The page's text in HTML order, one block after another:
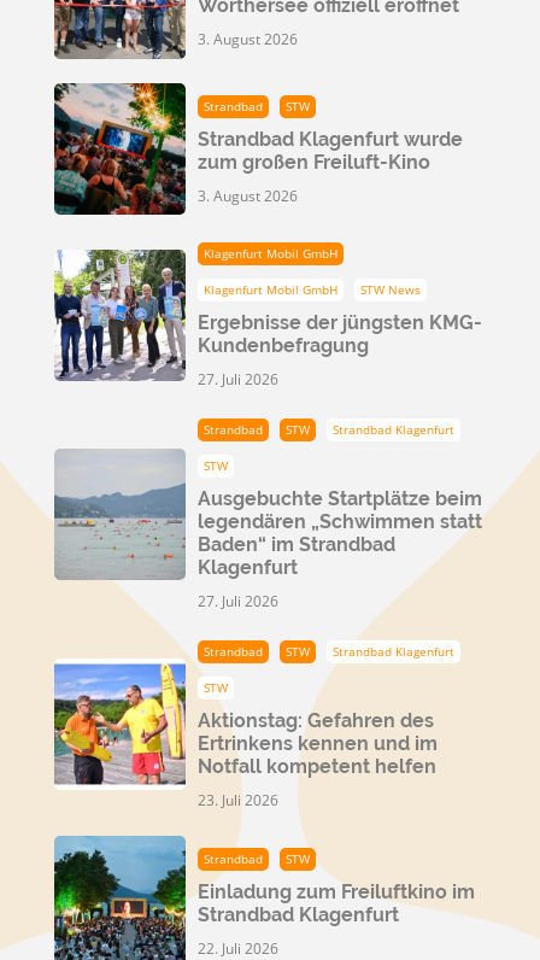
Wörthersee offiziell eröffnet
3. August 2026
Strandbad STW
Strandbad Klagenfurt wurde
zum großen Freiluft-Kino
3. August 2026
Klagenfurt Mobil GmbH
Klagenfurt Mobil GmbH STW News
Ergebnisse der jüngsten KMG-
Kundenbefragung
27. Juli 2026
Strandbad STW Strandbad Klagenfurt
STW
Ausgebuchte Startplätze beim
legendären „Schwimmen statt
Baden“ im Strandbad
Klagenfurt
27. Juli 2026
Strandbad STW Strandbad Klagenfurt
STW
Aktionstag: Gefahren des
Ertrinkens kennen und im
Notfall kompetent helfen
23. Juli 2026
Strandbad STW
Einladung zum Freiluftkino im
Strandbad Klagenfurt
22. Juli 2026